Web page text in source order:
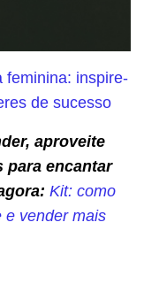
feminina: inspire-
de sucesso
aproveite
para encantar
Kit: como
e vender mais